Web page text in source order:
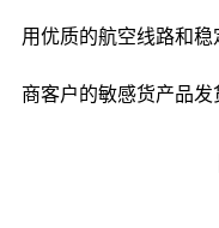
用优质的航空线路和
商客户的敏感货产品发